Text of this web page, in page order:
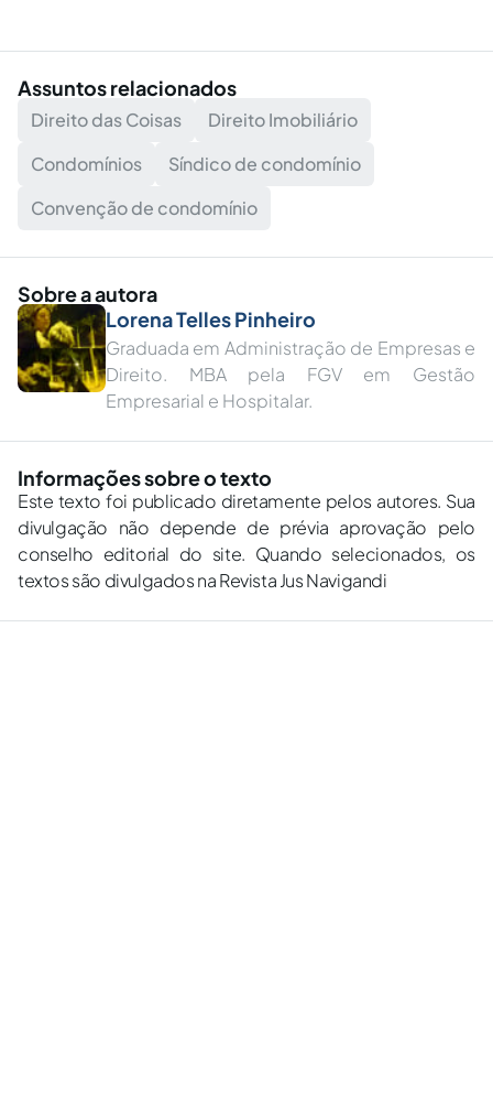
Assuntos relacionados
Direito das Coisas
Direito Imobiliário
Condomínios
Síndico de condomínio
Convenção de condomínio
Sobre a autora
Lorena Telles Pinheiro
Graduada em Administração de Empresas e
Direito. MBA pela FGV em Gestão
Empresarial e Hospitalar.
Informações sobre o texto
Este texto foi publicado diretamente pelos autores. Sua
divulgação não depende de prévia aprovação pelo
conselho editorial do site. Quando selecionados, os
textos são divulgados na Revista Jus Navigandi